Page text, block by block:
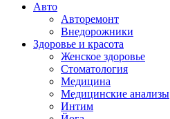
Авто
Авторемонт
Внедорожники
Здоровье и красота
Женское здоровье
Стоматология
Медицина
Медицинские анализы
Интим